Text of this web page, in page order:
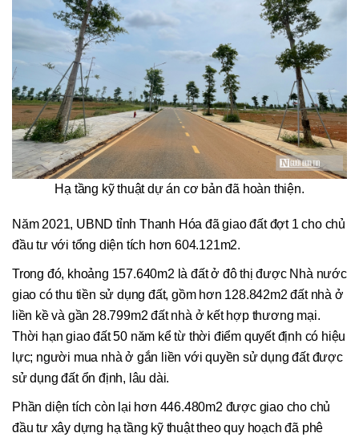
Hạ tầng kỹ thuật dự án cơ bản đã hoàn thiện.
Năm 2021, UBND tỉnh Thanh Hóa đã giao đất đợt 1 cho chủ
đầu tư với tổng diện tích hơn 604.121m2.
Trong đó, khoảng 157.640m2 là đất ở đô thị được Nhà nước
giao có thu tiền sử dụng đất, gồm hơn 128.842m2 đất nhà ở
liền kề và gần 28.799m2 đất nhà ở kết hợp thương mại.
Thời hạn giao đất 50 năm kể từ thời điểm quyết định có hiệu
lực; người mua nhà ở gắn liền với quyền sử dụng đất được
sử dụng đất ổn định, lâu dài.
Phần diện tích còn lại hơn 446.480m2 được giao cho chủ
đầu tư xây dựng hạ tầng kỹ thuật theo quy hoạch đã phê